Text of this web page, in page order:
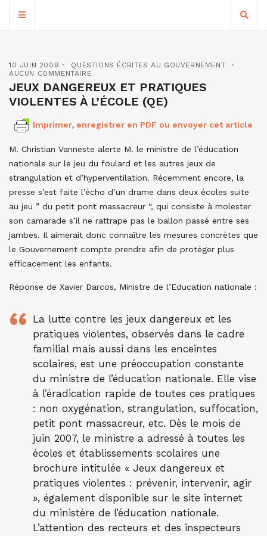
10 JUIN 2009
QUESTIONS ÉCRITES AU GOUVERNEMENT
AUCUN COMMENTAIRE
JEUX DANGEREUX ET PRATIQUES
VIOLENTES À L’ÉCOLE (QE)
Imprimer, enregistrer en PDF ou envoyer cet article
M. Christian Vanneste alerte M. le ministre de l’éducation
nationale sur le jeu du foulard et les autres jeux de
strangulation et d’hyperventilation. Récemment encore, la
presse s’est faite l’écho d’un drame dans deux écoles suite
au jeu ” du petit pont massacreur “, qui consiste à molester
son camarade s’il ne rattrape pas le ballon passé entre ses
jambes. Il aimerait donc connaître les mesures concrètes que
le Gouvernement compte prendre afin de protéger plus
efficacement les enfants.
Réponse de Xavier Darcos, Ministre de l’Education nationale :
La lutte contre les jeux dangereux et les
pratiques violentes, observés dans le cadre
familial mais aussi dans les enceintes
scolaires, est une préoccupation constante
du ministre de l’éducation nationale. Elle vise
à l’éradication rapide de toutes ces pratiques
: non oxygénation, strangulation, suffocation,
petit pont massacreur, etc. Dès le mois de
juin 2007, le ministre a adressé à toutes les
écoles et établissements scolaires une
brochure intitulée « Jeux dangereux et
pratiques violentes : prévenir, intervenir, agir
», également disponible sur le site internet
du ministère de l’éducation nationale.
L’attention des recteurs et des inspecteurs